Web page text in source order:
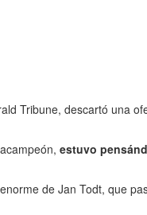
Tribune, descartó una
estuvo
de Jan Todt, que